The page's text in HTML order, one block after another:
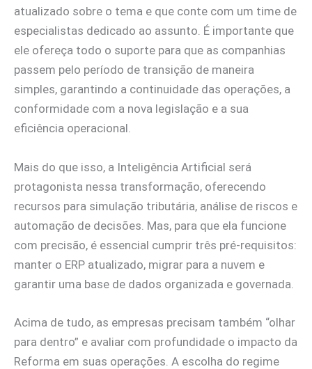
atualizado sobre o tema e que conte com um time de
especialistas dedicado ao assunto. É importante que
ele ofereça todo o suporte para que as companhias
passem pelo período de transição de maneira
simples, garantindo a continuidade das operações, a
conformidade com a nova legislação e a sua
eficiência operacional.
Mais do que isso, a Inteligência Artificial será
protagonista nessa transformação, oferecendo
recursos para simulação tributária, análise de riscos e
automação de decisões. Mas, para que ela funcione
com precisão, é essencial cumprir três pré-requisitos:
manter o ERP atualizado, migrar para a nuvem e
garantir uma base de dados organizada e governada.
Acima de tudo, as empresas precisam também “olhar
para dentro” e avaliar com profundidade o impacto da
Reforma em suas operações. A escolha do regime